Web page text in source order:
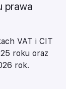
formami
wynajem sal
w nowoczesne
nie tylko
ale także
prawa
VAT i CIT
roku oraz
rok.